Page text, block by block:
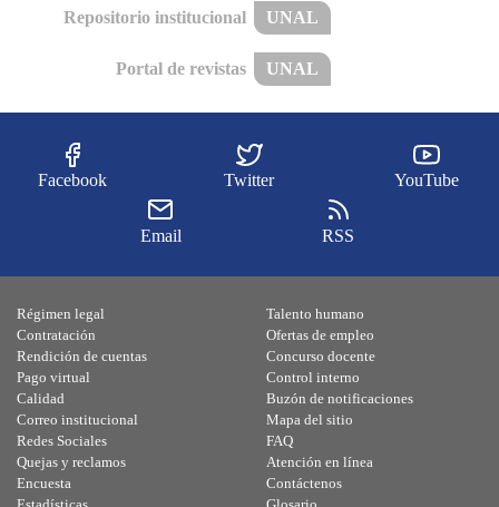
Repositorio institucional UNAL
Portal de revistas UNAL
Facebook Twitter YouTube
Email RSS
Régimen legal
Contratación
Rendición de cuentas
Pago virtual
Calidad
Talento humano
Ofertas de empleo
Concurso docente
Control interno
Buzón de notificaciones
Correo institucional
Redes Sociales
Quejas y reclamos
Encuesta
Mapa del sitio
FAQ
Atención en línea
Contáctenos